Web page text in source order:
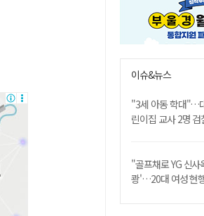
이슈&뉴스
"3세 아동 학대"…
린이집 교사 2명 검
"골프채로 YG 신
쾅'…20대 여성 현